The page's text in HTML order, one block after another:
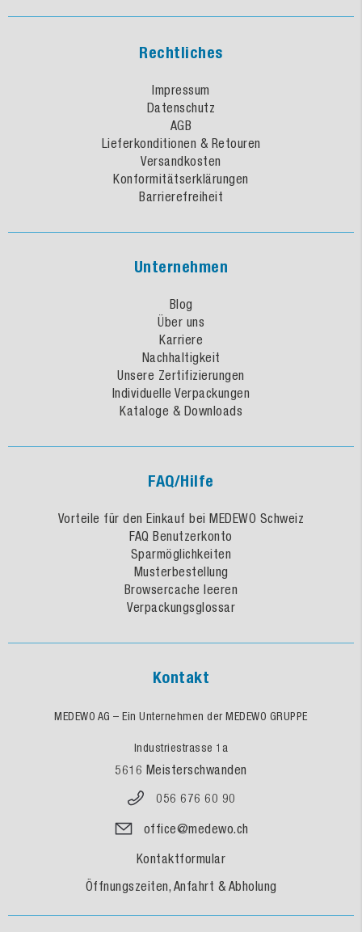
Rechtliches
Impressum
Datenschutz
AGB
Lieferkonditionen & Retouren
Versandkosten
Konformitätserklärungen
Barrierefreiheit
Unternehmen
Blog
Über uns
Karriere
Nachhaltigkeit
Unsere Zertifizierungen
Individuelle Verpackungen
Kataloge & Downloads
FAQ/Hilfe
Vorteile für den Einkauf bei MEDEWO Schweiz
FAQ Benutzerkonto
Sparmöglichkeiten
Musterbestellung
Browsercache leeren
Verpackungsglossar
Kontakt
MEDEWO AG – Ein Unternehmen der MEDEWO GRUPPE
Industriestrasse 1a
5616 Meisterschwanden
056 676 60 90
office@medewo.ch
Kontaktformular
Öffnungszeiten, Anfahrt & Abholung